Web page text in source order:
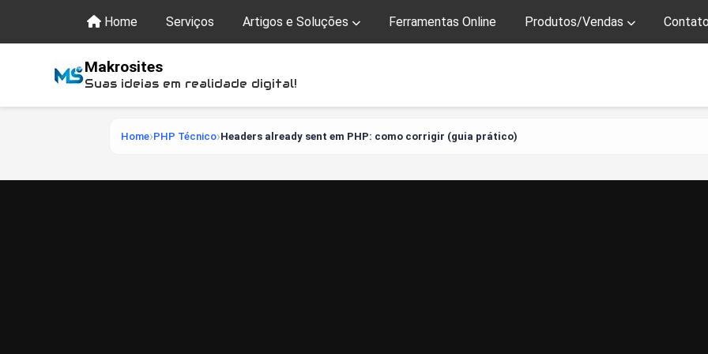
Home Serviços Artigos e Soluções Ferramentas Online Produtos/Vendas
Makrosites
Suas ideias em realidade digital!
Home PHP Técnico Headers already sent em PHP: como corrigir (guia prático)